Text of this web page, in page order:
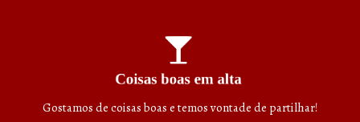
Gostamos de coisas boas e temos vontade de partilhar!